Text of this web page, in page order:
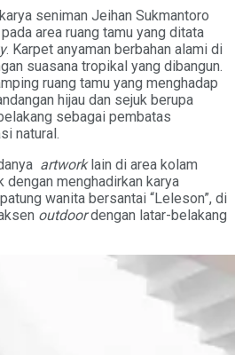
seniman Jeihan Sukmantoro
area ruang tamu yang ditata
. Karpet anyaman berbahan alami di
suasana tropikal yang dibangun.
ruang tamu yang menghadap
hijau dan sejuk berupa
sebagai pembatas
natural.
artwork lain di area kolam
dengan menghadirkan karya
wanita bersantai “Leleson”, di
outdoordengan latar-belakang